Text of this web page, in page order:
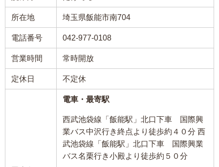
所在地 埼玉県飯能市南704
電話番号 042-977-0108
営業時間 常時開放
定休日 不定休
電車・最寄駅
西武池袋線「飯能駅」北口下車 国際興
業バス中沢行き終点より徒歩約４０分 西
武池袋線「飯能駅」北口下車 国際興業
バス名栗行き小殿より徒歩約５０分